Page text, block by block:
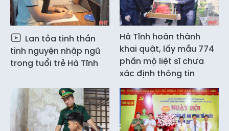
Lan tỏa tinh thần
tình nguyện nhập ngũ
trong tuổi trẻ Hà Tĩnh
Hà Tĩnh hoàn thành
khai quật, lấy mẫu 774
phần mộ liệt sĩ chưa
xác định thông tin